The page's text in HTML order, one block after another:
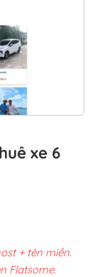
xe 6
+ tên miền.
Flatsome.